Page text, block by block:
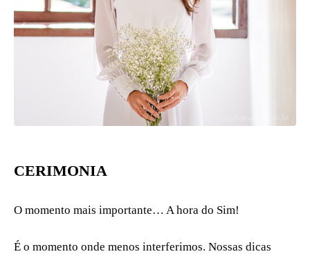
CERIMONIA
O momento mais importante… A hora do Sim!
É o momento onde menos interferimos. Nossas dicas